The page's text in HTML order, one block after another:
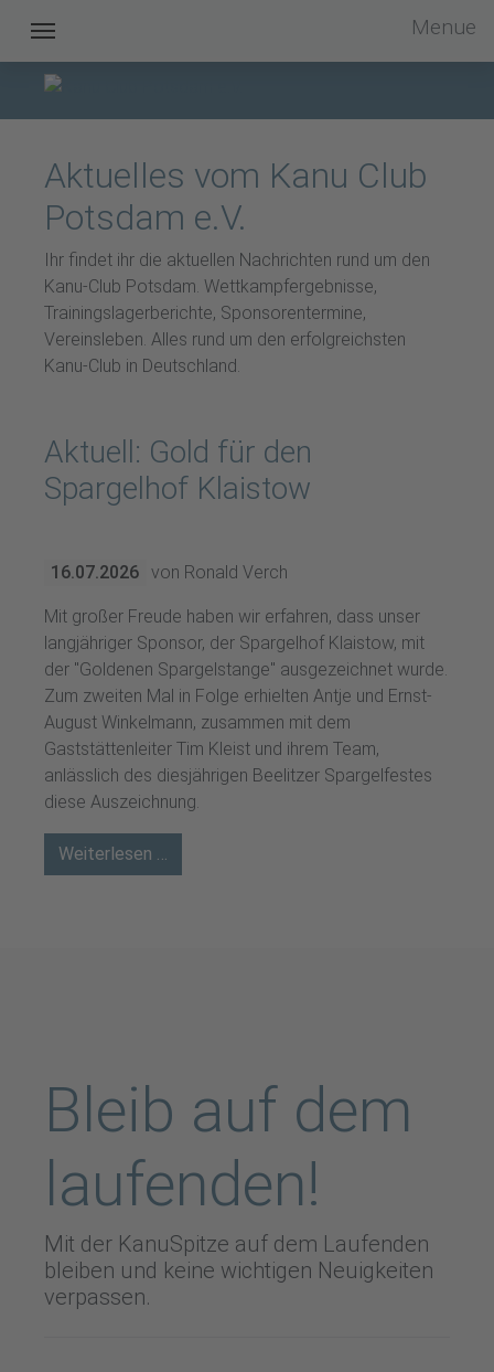
Kanu Club Potsdam im OSC e.V. Menue
Aktuelles vom Kanu Club
Potsdam e.V.
Ihr findet ihr die aktuellen Nachrichten rund um den
Kanu-Club Potsdam. Wettkampfergebnisse,
Trainingslagerberichte, Sponsorentermine,
Vereinsleben. Alles rund um den erfolgreichsten
Kanu-Club in Deutschland.
Aktuell: Gold für den
Spargelhof Klaistow
16.07.2026 von Ronald Verch
Mit großer Freude haben wir erfahren, dass unser
langjähriger Sponsor, der Spargelhof Klaistow, mit
der "Goldenen Spargelstange" ausgezeichnet wurde.
Zum zweiten Mal in Folge erhielten Antje und Ernst-
August Winkelmann, zusammen mit dem
Gaststättenleiter Tim Kleist und ihrem Team,
anlässlich des diesjährigen Beelitzer Spargelfestes
diese Auszeichnung.
Weiterlesen …
Bleib auf dem
laufenden!
Mit der KanuSpitze auf dem Laufenden
bleiben und keine wichtigen Neuigkeiten
verpassen.